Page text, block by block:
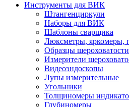
Инструменты для ВИК
Штангенциркули
Наборы для ВИК
Шаблоны сварщика
Люксметры, яркомеры,
Образцы шероховатости
Измерители
Видеоэндоскопы
Лупы измерительные
Угольники
Толщиномеры
Глубиномеры